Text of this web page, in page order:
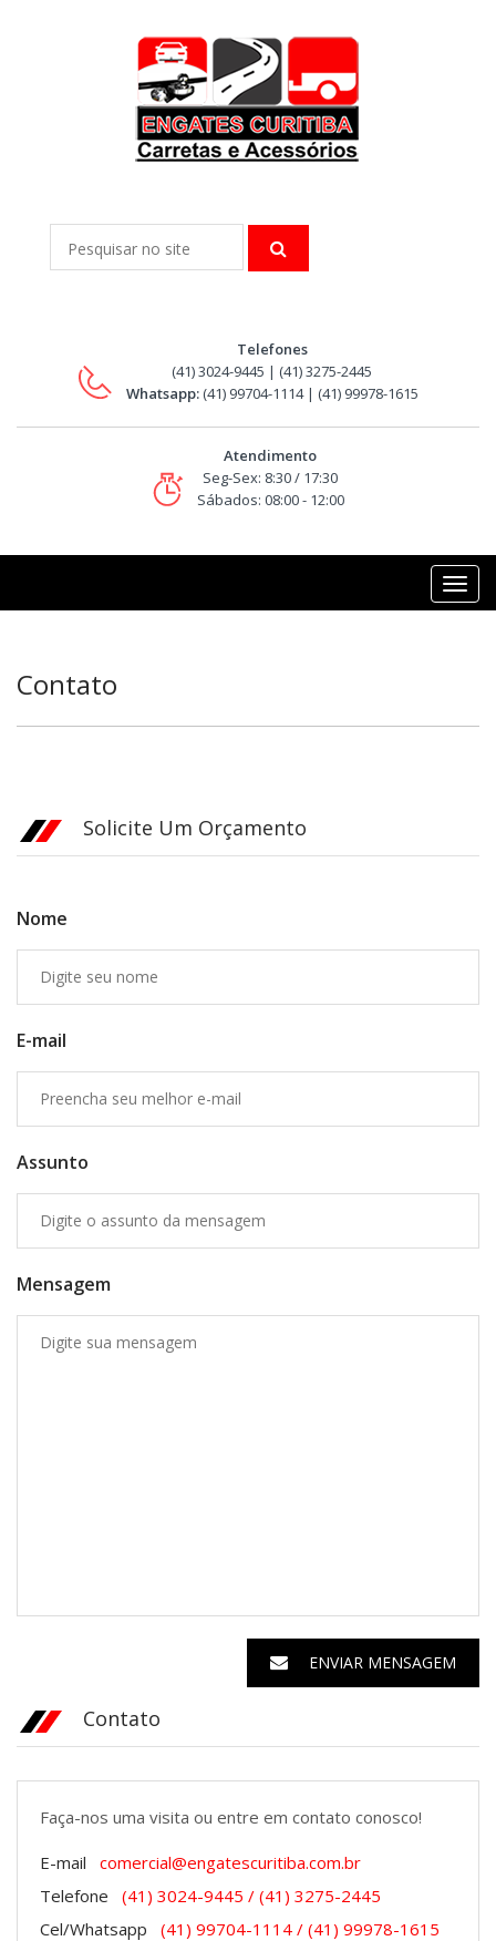
Telefones
(41) 3024-9445 | (41) 3275-2445
Whatsapp:(41) 99704-1114 | (41) 99978-1615
Atendimento
Seg-Sex: 8:30 / 17:30
Sábados: 08:00 - 12:00
Contato
Solicite Um Orçamento
Nome
E-mail
Assunto
Mensagem
ENVIAR MENSAGEM
Contato
Faça-nos uma visita ou entre em contato conosco!
E-mail
comercial@engatescuritiba.com.br
Telefone
(41) 3024-9445 / (41) 3275-2445
Cel/Whatsapp
(41) 99704-1114 / (41) 99978-1615